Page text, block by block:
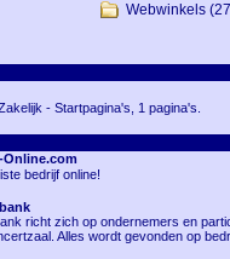
Webwinkels
- Startpagina's, 1 pagina's.
bedrijf online!
richt zich op ondernemers en
Alles wordt gevonden op